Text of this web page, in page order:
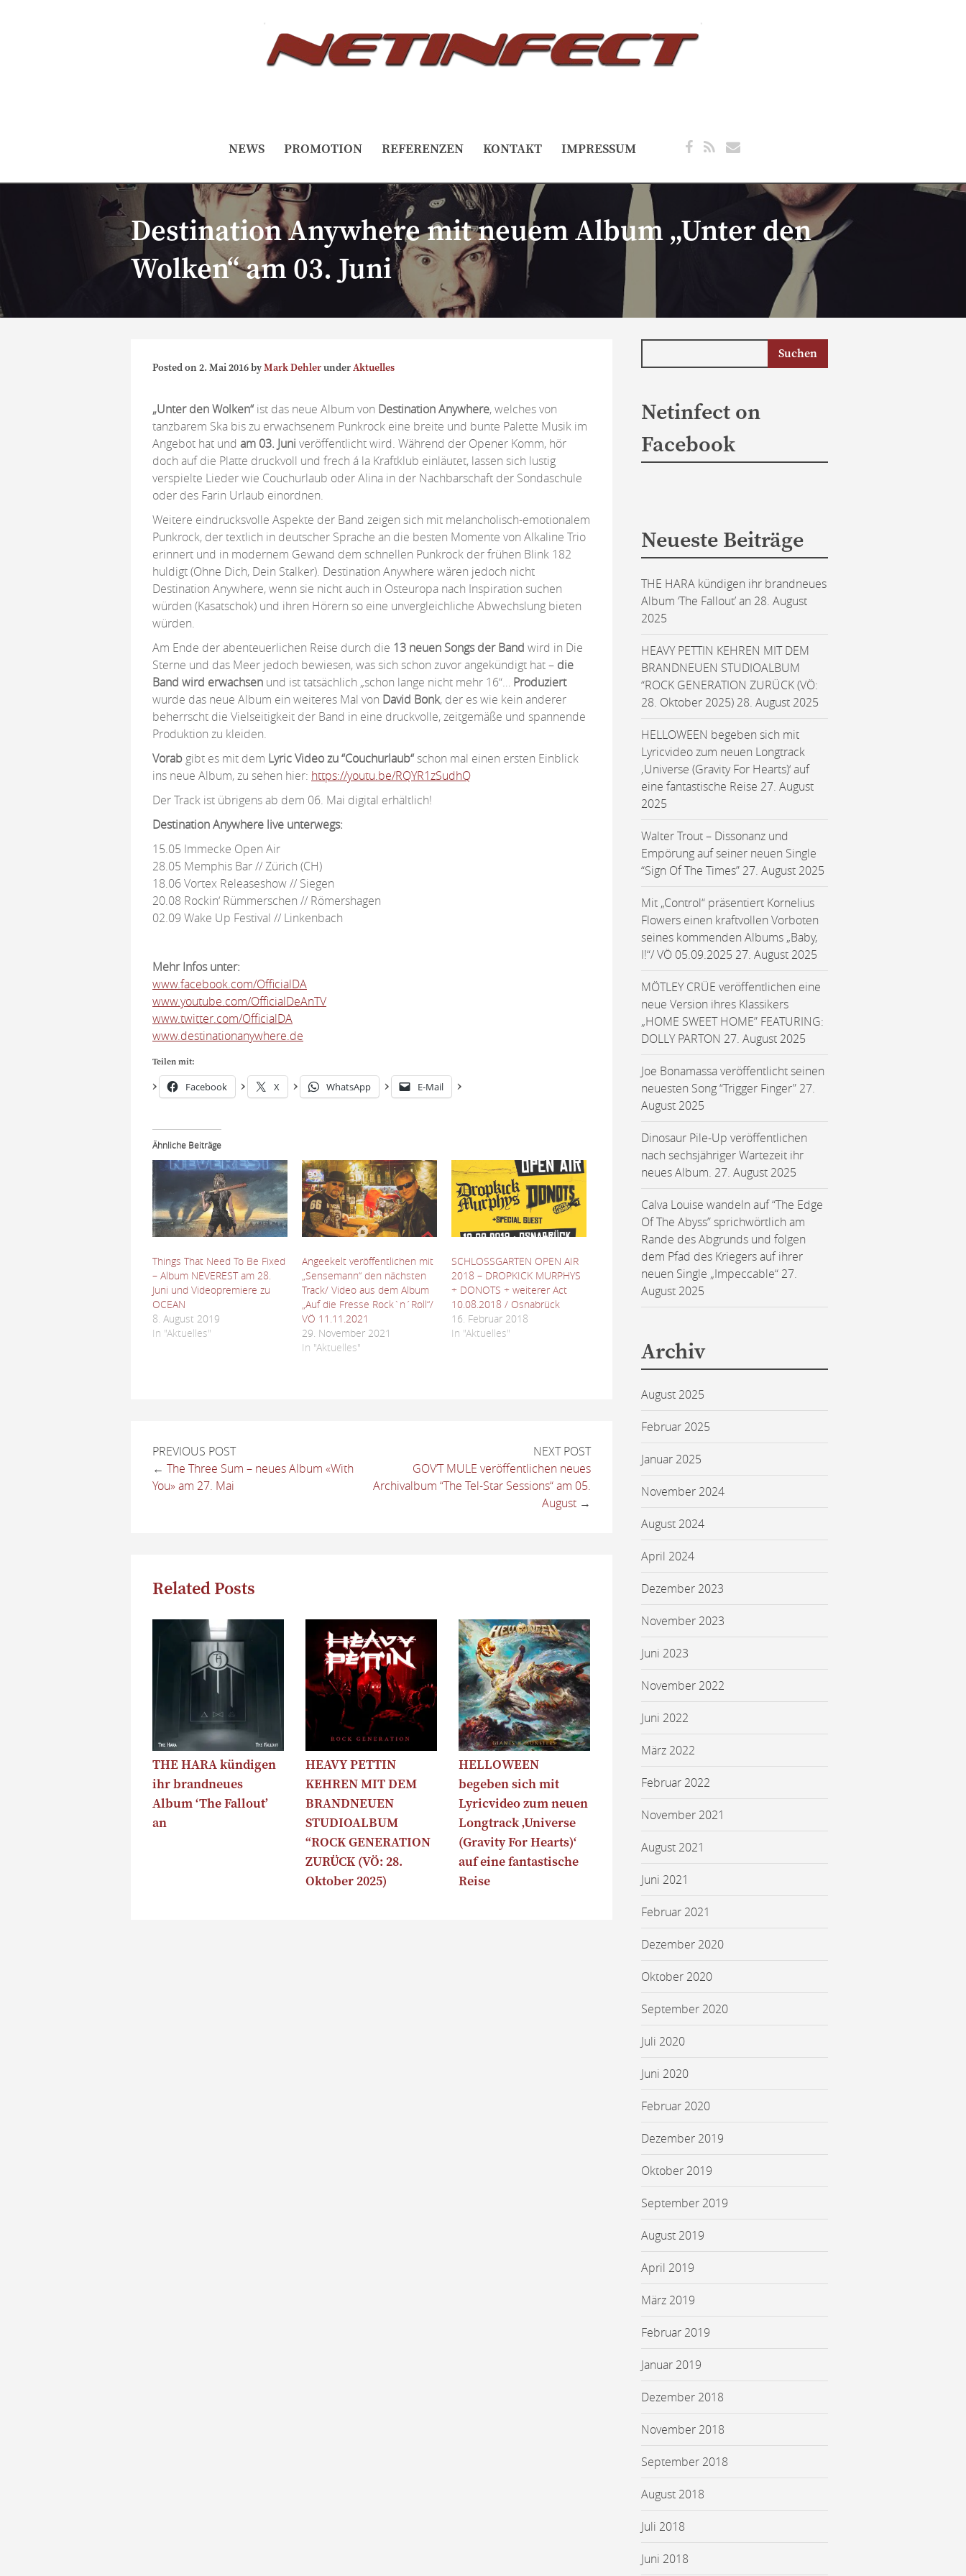
NEWS PROMOTION REFERENZEN KONTAKT IMPRESSUM
Destination Anywhere mit neuem Album „Unter den
Wolken“ am 03. Juni
Posted on 2. Mai 2016byMark DehlerunderAktuelles
„Unter den Wolken“ist das neue Album von Destination Anywhere, welches von
tanzbarem Ska bis zu erwachsenem Punkrock eine breite und bunte Palette Musik im
Angebot hat und am 03. Juni veröffentlicht wird. Während der Opener Komm, hör
doch auf die Platte druckvoll und frech á la Kraftklub einläutet, lassen sich lustig
verspielte Lieder wie Couchurlaub oder Alina in der Nachbarschaft der Sondaschule
oder des Farin Urlaub einordnen.
Weitere eindrucksvolle Aspekte der Band zeigen sich mit melancholisch-emotionalem
Punkrock, der textlich in deutscher Sprache an die besten Momente von Alkaline Trio
erinnert und in modernem Gewand dem schnellen Punkrock der frühen Blink 182
huldigt (Ohne Dich, Dein Stalker). Destination Anywhere wären jedoch nicht
Destination Anywhere, wenn sie nicht auch in Osteuropa nach Inspiration suchen
würden (Kasatschok) und ihren Hörern so eine unvergleichliche Abwechslung bieten
würden.
Am Ende der abenteuerlichen Reise durch die 13 neuen Songs der Band wird in Die
Sterne und das Meer jedoch bewiesen, was sich schon zuvor angekündigt hat – die
Band wird erwachsen und ist tatsächlich „schon lange nicht mehr 16“… Produziert
wurde das neue Album ein weiteres Mal von David Bonk, der es wie kein anderer
beherrscht die Vielseitigkeit der Band in eine druckvolle, zeitgemäße und spannende
Produktion zu kleiden.
Vorab gibt es mit dem Lyric Video zu “Couchurlaub“schon mal einen ersten Einblick
ins neue Album, zu sehen hier: https://youtu.be/RQYR1zSudhQ
Der Track ist übrigens ab dem 06. Mai digital erhältlich!
Destination Anywhere live unterwegs:
15.05 Immecke Open Air
28.05 Memphis Bar // Zürich (CH)
18.06 Vortex Releaseshow // Siegen
20.08 Rockin‘ Rümmerschen // Römershagen
02.09 Wake Up Festival // Linkenbach
Mehr Infos unter:
www.facebook.com/OfficialDA
www.youtube.com/OfficialDeAnTV
www.twitter.com/OfficialDA
www.destinationanywhere.de
Teilen mit:
Facebook X WhatsApp E-Mail
Ähnliche Beiträge
Things That Need To Be Fixed
– Album NEVEREST am 28.
Juni und Videopremiere zu
OCEAN
8. August 2019
In "Aktuelles"
Angeekelt veröffentlichen mit
„Sensemann“ den nächsten
Track/ Video aus dem Album
„Auf die Fresse Rock`n´Roll“/
VÖ 11.11.2021
29. November 2021
In "Aktuelles"
SCHLOSSGARTEN OPEN AIR
2018 – DROPKICK MURPHYS
+ DONOTS + weiterer Act
10.08.2018 / Osnabrück
16. Februar 2018
In "Aktuelles"
PREVIOUS POST
← The Three Sum – neues Album «With
You» am 27. Mai
NEXT POST
GOV’T MULE veröffentlichen neues
Archivalbum “The Tel-Star Sessions“ am 05.
August →
Related Posts
THE HARA kündigen
ihr brandneues
Album ‘The Fallout’
an
HEAVY PETTIN
KEHREN MIT DEM
BRANDNEUEN
STUDIOALBUM
“ROCK GENERATION
ZURÜCK (VÖ: 28.
Oktober 2025)
HELLOWEEN
begeben sich mit
Lyricvideo zum neuen
Longtrack ‚Universe
(Gravity For Hearts)‘
auf eine fantastische
Reise
Netinfect on
Facebook
Neueste Beiträge
THE HARA kündigen ihr brandneues
Album ‘The Fallout’ an 28. August
2025
HEAVY PETTIN KEHREN MIT DEM
BRANDNEUEN STUDIOALBUM
“ROCK GENERATION ZURÜCK (VÖ:
28. Oktober 2025) 28. August 2025
HELLOWEEN begeben sich mit
Lyricvideo zum neuen Longtrack
‚Universe (Gravity For Hearts)‘ auf
eine fantastische Reise 27. August
2025
Walter Trout – Dissonanz und
Empörung auf seiner neuen Single
“Sign Of The Times” 27. August 2025
Mit „Control“ präsentiert Kornelius
Flowers einen kraftvollen Vorboten
seines kommenden Albums „Baby,
I!“/ VÖ 05.09.2025 27. August 2025
MÖTLEY CRÜE veröffentlichen eine
neue Version ihres Klassikers
„HOME SWEET HOME” FEATURING:
DOLLY PARTON 27. August 2025
Joe Bonamassa veröffentlicht seinen
neuesten Song “Trigger Finger” 27.
August 2025
Dinosaur Pile-Up veröffentlichen
nach sechsjähriger Wartezeit ihr
neues Album. 27. August 2025
Calva Louise wandeln auf “The Edge
Of The Abyss” sprichwörtlich am
Rande des Abgrunds und folgen
dem Pfad des Kriegers auf ihrer
neuen Single „Impeccable“ 27.
August 2025
Archiv
August 2025
Februar 2025
Januar 2025
November 2024
August 2024
April 2024
Dezember 2023
November 2023
Juni 2023
November 2022
Juni 2022
März 2022
Februar 2022
November 2021
August 2021
Juni 2021
Februar 2021
Dezember 2020
Oktober 2020
September 2020
Juli 2020
Juni 2020
Februar 2020
Dezember 2019
Oktober 2019
September 2019
August 2019
April 2019
März 2019
Februar 2019
Januar 2019
Dezember 2018
November 2018
September 2018
August 2018
Juli 2018
Juni 2018